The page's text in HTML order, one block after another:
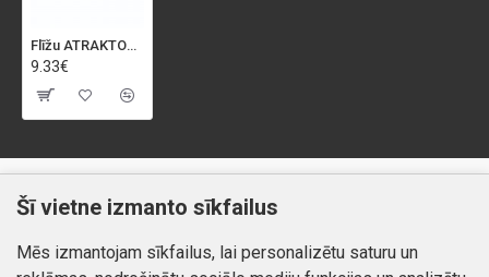
Flīžu ATRAKTORI 1MM KUBALA 100GAB
9.33€
Klientiem
Kontakti
Preču atgriešana
Piegāde un apmaksa
Atteikuma tiesības
Šī vietne izmanto sīkfailus
Mēs izmantojam sīkfailus, lai personalizētu saturu un